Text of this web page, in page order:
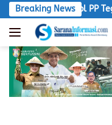
Langsung
ke
konten
Breaking News
PP Tegakkan Aturan,